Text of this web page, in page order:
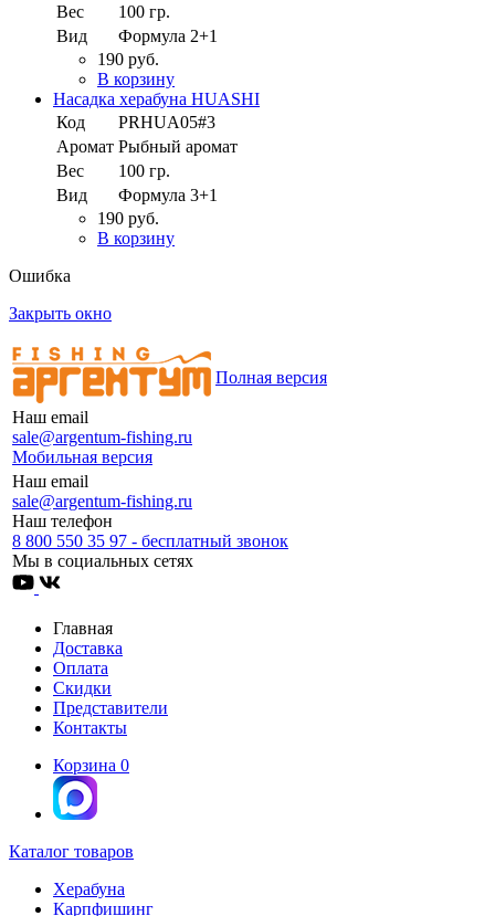
Вес
100 гр.
Вид
Формула 2+1
190 руб.
В корзину
Насадка херабуна HUASHI
Код
PRHUA05#3
Аромат Рыбный аромат
Вес
100 гр.
Вид
Формула 3+1
190 руб.
В корзину
Ошибка
Закрыть окно
Наш email
sale@argentum-fishing.ru
Мобильная версия
Полная версия
Наш email
sale@argentum-fishing.ru
Наш телефон
8 800 550 35 97 - бесплатный звонок
Мы в социальных сетях
Главная
Доставка
Оплата
Скидки
Представители
Контакты
Корзина 0
Каталог товаров
Херабуна
Карпфишинг